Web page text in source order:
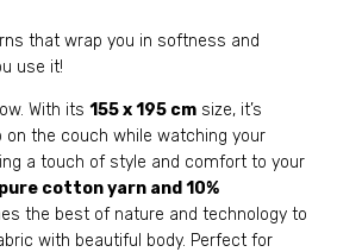
that wrap you in softness and
use it!
With its 155 x 195 cm size, it’s
the couch while watching your
a touch of style and comfort to your
cotton yarn and 10%
the best of nature and technology to
with beautiful body. Perfect for